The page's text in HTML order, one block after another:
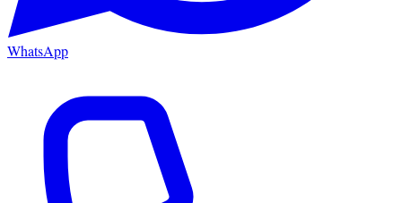
WhatsApp